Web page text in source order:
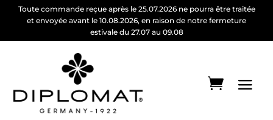
Toute commande reçue après le 25.07.2026 ne pourra être traitée
et envoyée avant le 10.08.2026, en raison de notre fermeture
estivale du 27.07 au 09.08